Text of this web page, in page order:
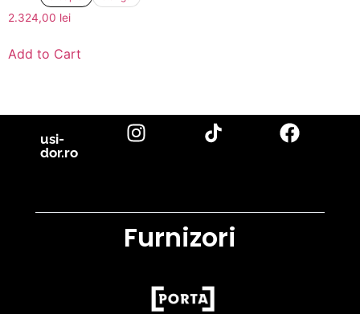
2.324,00 lei
Add to Cart
usi-
dor.ro
Furnizori